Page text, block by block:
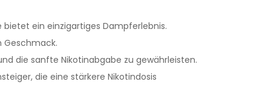
ein einzigartiges Dampferlebnis.
Geschmack.
die sanfte Nikotinabgabe zu gewährleisten.
die eine stärkere Nikotindosis